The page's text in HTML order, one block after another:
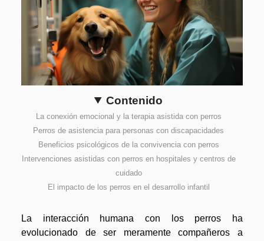
Contenido
La conexión emocional y la terapia asistida con perros
Perros de asistencia para personas con discapacidades
Beneficios psicológicos de la convivencia con perros
Intervenciones asistidas con perros en hospitales y centros de
cuidado
El impacto de los perros en el desarrollo infantil
La interacción humana con los perros ha
evolucionado de ser meramente compañeros a